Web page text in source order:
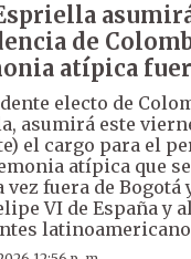
de
atípica
electo de
asumirá este
el cargo para el
atípica que
fuera de Bogotá
VI de España y